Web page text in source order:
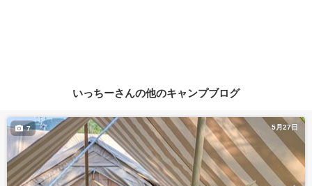
いっちーさんの他のキャンプブログ
5月27日
7